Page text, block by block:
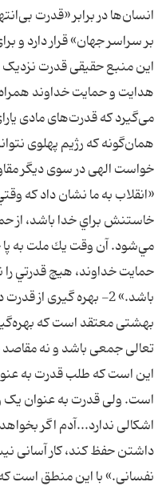
انسان‌ها در برابر «قدرت
بر سراسر جهان» قرار دارد و
این منبع حقیقی قدرت نزدیک
هدایت و حمایت خداوند
می‌گیرد که قدرت‌های مادی
همان‌گونه که رژیم پهلوی
خواست الهی در سوی دیگر
«انقلاب به ما نشان داد كه
خاستنش براي خدا باشد، از
مي‌شود. آن وقت يك ملت به پا
حمايت خداوند، هيچ قدرتي را
باشد.» 2- بهره گیری
بهشتی معتقد است که
تعالی جمعی باشد و نه
این است که طلب قدرت به
است. ولی قدرت به عنوان یک
اشکالی ندارد...آدم اگر
داشتن حفظ کند، کار آسانی
نفسانی.» با این منطق